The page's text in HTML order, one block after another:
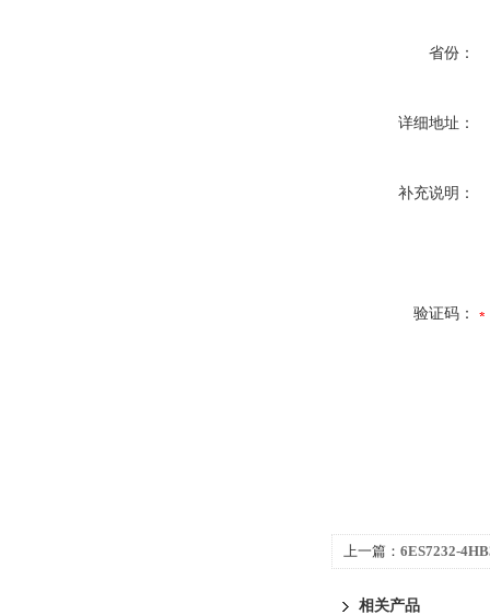
省份：
详细地址：
补充说明：
验证码：
上一篇： 6ES7232-
相关产品